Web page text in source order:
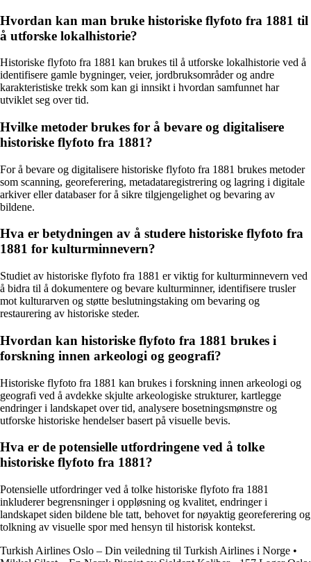
Hvordan kan man bruke historiske flyfoto fra 1881 til
å utforske lokalhistorie?
Historiske flyfoto fra 1881 kan brukes til å utforske lokalhistorie ved å
identifisere gamle bygninger, veier, jordbruksområder og andre
karakteristiske trekk som kan gi innsikt i hvordan samfunnet har
utviklet seg over tid.
Hvilke metoder brukes for å bevare og digitalisere
historiske flyfoto fra 1881?
For å bevare og digitalisere historiske flyfoto fra 1881 brukes metoder
som scanning, georeferering, metadataregistrering og lagring i digitale
arkiver eller databaser for å sikre tilgjengelighet og bevaring av
bildene.
Hva er betydningen av å studere historiske flyfoto fra
1881 for kulturminnevern?
Studiet av historiske flyfoto fra 1881 er viktig for kulturminnevern ved
å bidra til å dokumentere og bevare kulturminner, identifisere trusler
mot kulturarven og støtte beslutningstaking om bevaring og
restaurering av historiske steder.
Hvordan kan historiske flyfoto fra 1881 brukes i
forskning innen arkeologi og geografi?
Historiske flyfoto fra 1881 kan brukes i forskning innen arkeologi og
geografi ved å avdekke skjulte arkeologiske strukturer, kartlegge
endringer i landskapet over tid, analysere bosetningsmønstre og
utforske historiske hendelser basert på visuelle bevis.
Hva er de potensielle utfordringene ved å tolke
historiske flyfoto fra 1881?
Potensielle utfordringer ved å tolke historiske flyfoto fra 1881
inkluderer begrensninger i oppløsning og kvalitet, endringer i
landskapet siden bildene ble tatt, behovet for nøyaktig georeferering og
tolkning av visuelle spor med hensyn til historisk kontekst.
Turkish Airlines Oslo – Din veiledning til Turkish Airlines i Norge •